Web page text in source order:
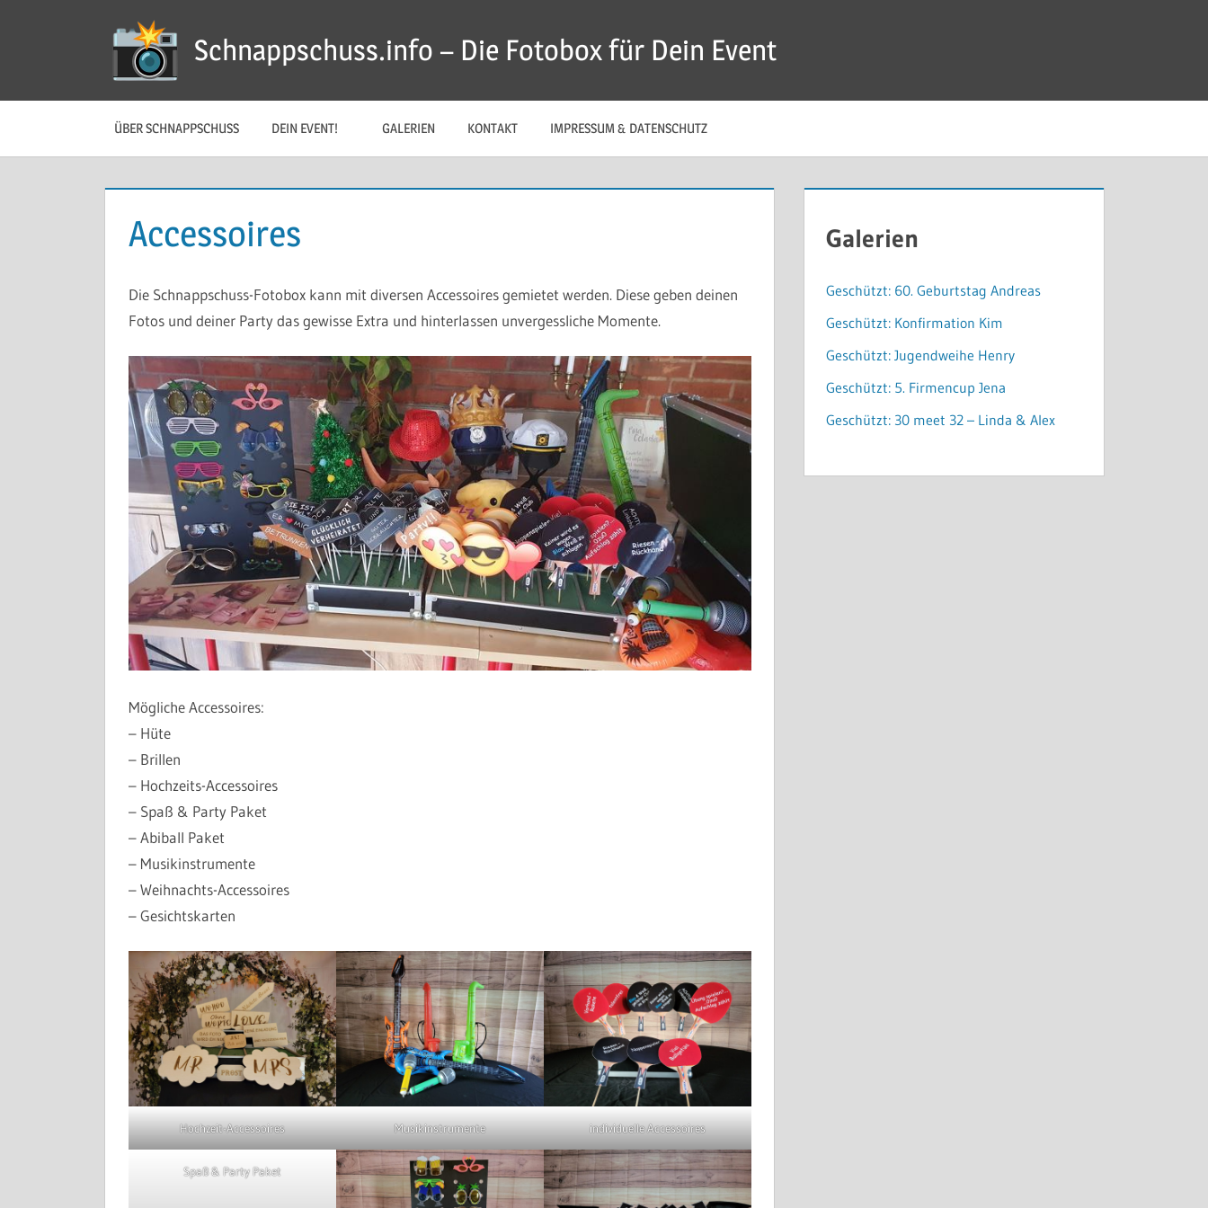
Schnappschuss.info – Die Fotobox für Dein Event
ÜBER SCHNAPPSCHUSS DEIN EVENT! GALERIEN KONTAKT IMPRESSUM & DATENSCHUTZ
Accessoires
Die Schnappschuss-Fotobox kann mit diversen Accessoires gemietet werden. Diese geben deinen
Fotos und deiner Party das gewisse Extra und hinterlassen unvergessliche Momente.
Mögliche Accessoires:
– Hüte
– Brillen
– Hochzeits-Accessoires
– Spaß & Party Paket
– Abiball Paket
– Musikinstrumente
– Weihnachts-Accessoires
– Gesichtskarten
Hochzeit-Accessoires Musikinstrumente individuelle Accessoires
Spaß & Party Paket
Galerien
Geschützt: 60. Geburtstag Andreas
Geschützt: Konfirmation Kim
Geschützt: Jugendweihe Henry
Geschützt: 5. Firmencup Jena
Geschützt: 30 meet 32 – Linda & Alex